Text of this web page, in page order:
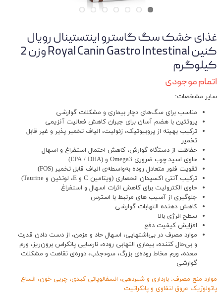
غذای خشک سگ گاسترو اینتستینال رویال
کنین Royal Canin Gastro Intestinal وزن 2
کیلوگرم
اتمام موجودی
سایر مشخصات:
مناسب برای سگ‌های دچار بیماری و مشکلات گوارشی
پروتئین با هضم آسان برای جبران کاهش فعالیت آنزیمی
ترکیب بهینه از پروبیوتیک، زئولیت، الیاف تخمیر پذیر و غیر قابل
تخمیر
حفاظت از دستگاه گوارش، کاهش احتمال استفراغ و اسهال
حاوی اسید چرب ضروری Omega3 و (EPA / DHA)
تقویت فلور متعادل روده به‌واسطه‌ی الیاف قابل تخمیر (FOS)
ترکیب آنتی اکسیدان انحصاری (ویتامین C و E، لوتئین و Taurine)
حاوی الکترولیت برای کاهش اثرات اسهال و استفراغ
جلوگیری از آسیب های مرتبط با استرس
کاهش دهنده التهابات گوارشی
سطح انرژی بالا
افزایش کیفیت دفع
موارد مصرف در بی‌اشتهایی، اسهال حاد و مزمن، از دست دادن قدرت
و بی‌حال کننده، بیماری التهابی روده، نارسایی پانکراس برون‌ریز، ورم
معده، ورم مخاط روده‌ی بزرگ، سوءجذب، دوره‌ی نقاهت و مشکلات
گوارشی
موارد منع مصرف: بارداری و شیردهی، انسفالوپاتی کبدی، چربی خون، انساع
پاتولوژیک عروق لنفاوی و پانکراتیت